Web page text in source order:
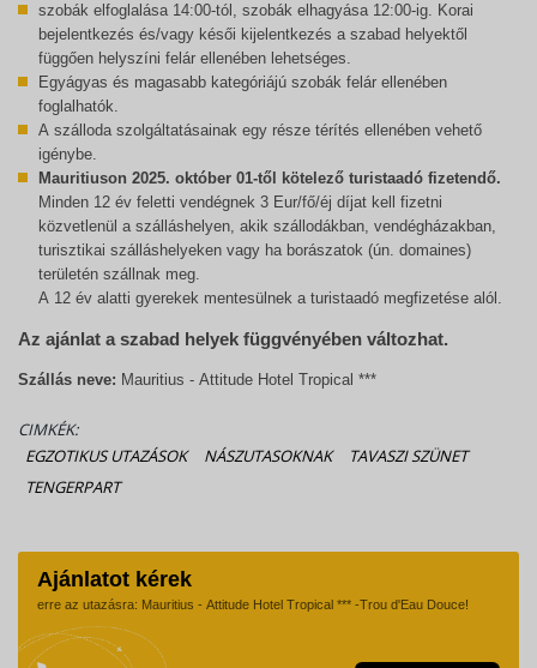
szobák elfoglalása 14:00-tól, szobák elhagyása 12:00-ig. Korai
bejelentkezés és/vagy késői kijelentkezés a szabad helyektől
függően helyszíni felár ellenében lehetséges.
Egyágyas és magasabb kategóriájú szobák felár ellenében
foglalhatók.
A szálloda szolgáltatásainak egy része térítés ellenében vehető
igénybe.
Mauritiuson 2025. október 01-től kötelező turistaadó fizetendő.
Minden 12 év feletti vendégnek 3 Eur/fő/éj díjat kell fizetni
közvetlenül a szálláshelyen, akik szállodákban, vendégházakban,
turisztikai szálláshelyeken vagy ha borászatok (ún. domaines)
területén szállnak meg.
A 12 év alatti gyerekek mentesülnek a turistaadó megfizetése alól.
Az ajánlat a szabad helyek függvényében változhat.
Szállás neve: Mauritius - Attitude Hotel Tropical ***
CIMKÉK:
EGZOTIKUS UTAZÁSOK
NÁSZUTASOKNAK
TAVASZI SZÜNET
TENGERPART
Ajánlatot kérek
erre az utazásra: Mauritius - Attitude Hotel Tropical *** -Trou d'Eau Douce!